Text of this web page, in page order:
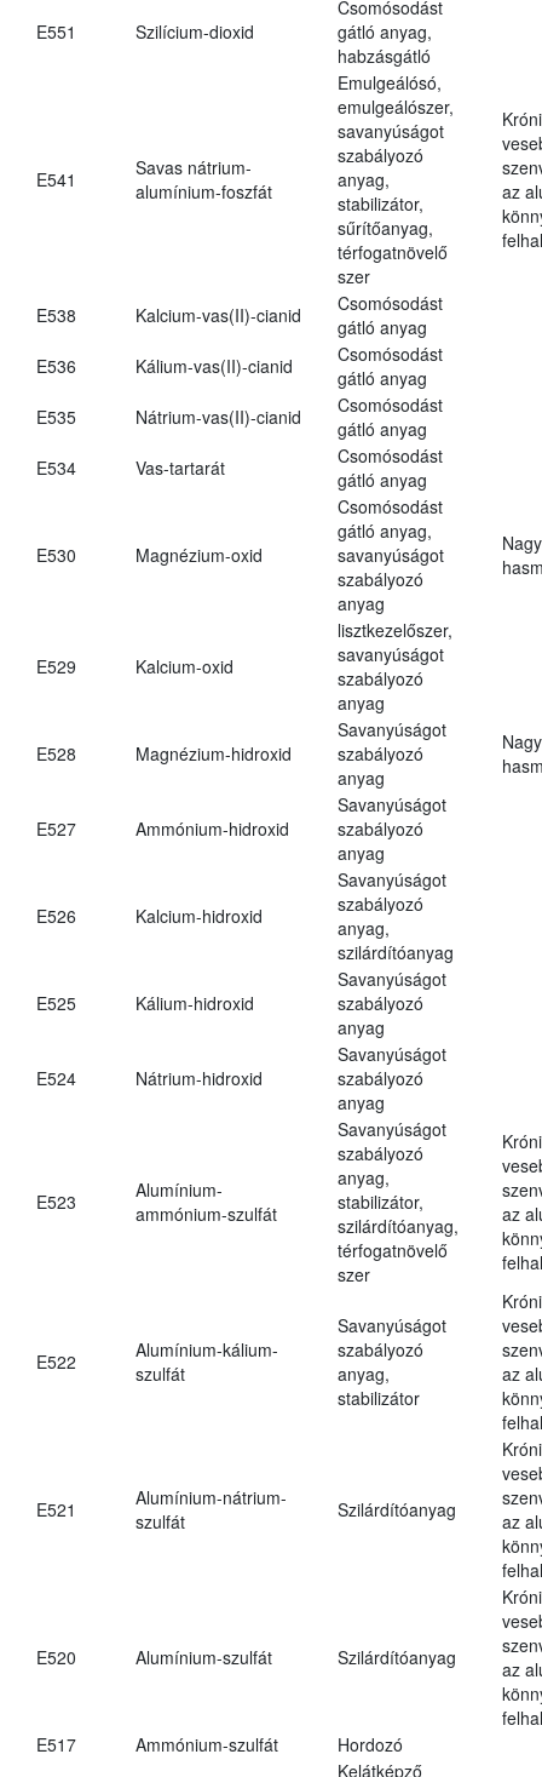
E551 Szilícium-dioxid
Csomósodást
gátló anyag,
habzásgátló
E541
Savas nátrium-
alumínium-foszfát
Emulgeálósó,
emulgeálószer,
savanyúságot
szabályozó
anyag,
stabilizátor,
sűrítőanyag,
térfogatnövelő
szer
az
E538 Kalcium-vas(II)-cianid
Csomósodást
gátló anyag
E536
Kálium-vas(II)-cianid
Csomósodást
gátló anyag
E535
Nátrium-vas(II)-cianid
Csomósodást
gátló anyag
E534
Vas-tartarát
Csomósodást
gátló anyag
E530 Magnézium-oxid
Csomósodást
gátló anyag,
savanyúságot
szabályozó
anyag
E529 Kalcium-oxid
lisztkezelőszer,
savanyúságot
szabályozó
anyag
E528 Magnézium-hidroxid
Savanyúságot
szabályozó
anyag
E527 Ammónium-hidroxid
Savanyúságot
szabályozó
anyag
E526 Kalcium-hidroxid
Savanyúságot
szabályozó
anyag,
szilárdítóanyag
E525 Kálium-hidroxid
Savanyúságot
szabályozó
anyag
E524 Nátrium-hidroxid
Savanyúságot
szabályozó
anyag
E523
Alumínium-
ammónium-szulfát
Savanyúságot
szabályozó
anyag,
stabilizátor,
szilárdítóanyag,
térfogatnövelő
szer
az
E522
Alumínium-kálium-
szulfát
Savanyúságot
szabályozó
anyag,
stabilizátor
az
E521
Alumínium-nátrium-
szulfát
Szilárdítóanyag
az
E520 Alumínium-szulfát Szilárdítóanyag
az
E517
Ammónium-szulfát Hordozó
Kelátképző